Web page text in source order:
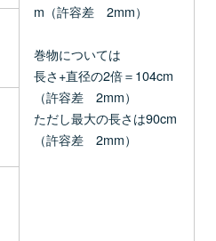
m（許容差 2mm）
巻物については
長さ+直径の2倍＝104cm
（許容差 2mm）
ただし最大の長さは90cm
（許容差 2mm）